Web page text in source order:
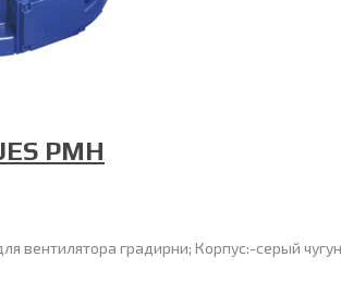
PMH
вентилятора градирни; Корпус:-серый